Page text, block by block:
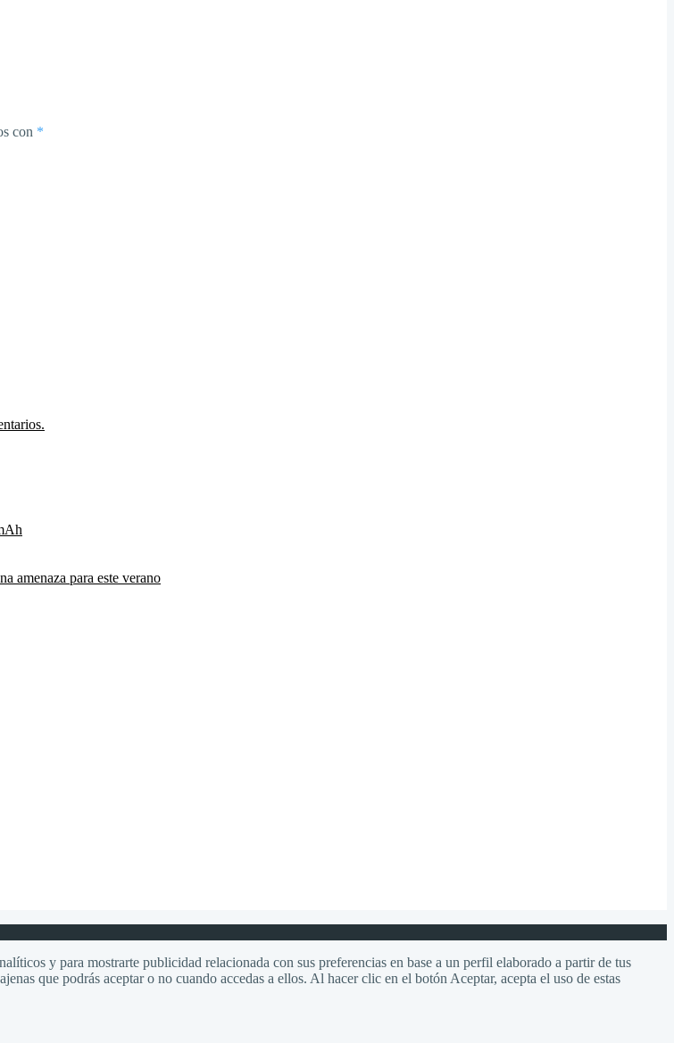
con *
amenaza para este verano
y para mostrarte publicidad relacionada con sus preferencias en base a un perfil elaborado a partir de tus
que podrás aceptar o no cuando accedas a ellos. Al hacer clic en el botón Aceptar, acepta el uso de estas